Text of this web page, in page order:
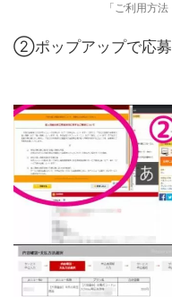
「ご利用方
②ポップアップで応募